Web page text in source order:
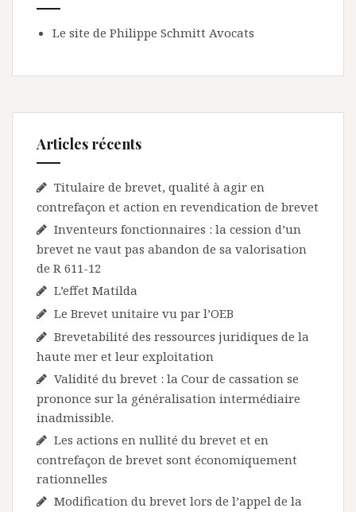
Le site de Philippe Schmitt Avocats
Articles récents
Titulaire de brevet, qualité à agir en
contrefaçon et action en revendication de brevet
Inventeurs fonctionnaires : la cession d’un
brevet ne vaut pas abandon de sa valorisation
de R 611-12
L’effet Matilda
Le Brevet unitaire vu par l’OEB
Brevetabilité des ressources juridiques de la
haute mer et leur exploitation
Validité du brevet : la Cour de cassation se
prononce sur la généralisation intermédiaire
inadmissible.
Les actions en nullité du brevet et en
contrefaçon de brevet sont économiquement
rationnelles
Modification du brevet lors de l’appel de la